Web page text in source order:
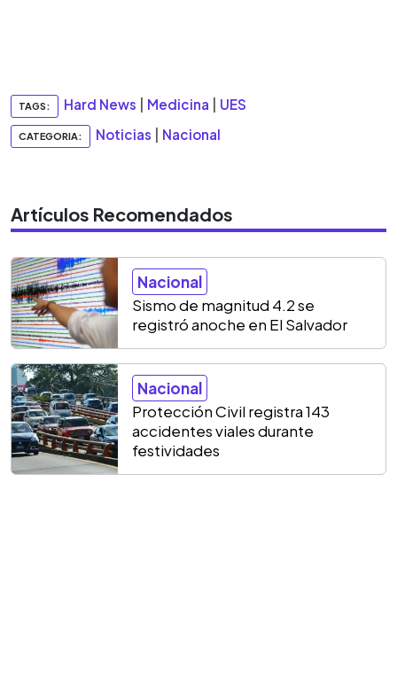
TAGS: Hard News Medicina UES
CATEGORIA: Noticias Nacional
Artículos Recomendados
Nacional
Sismo de magnitud 4.2 se
registró anoche en El Salvador
Nacional
Protección Civil registra 143
accidentes viales durante
festividades